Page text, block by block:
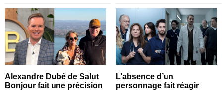
Alexandre Dubé de Salut
Bonjour fait une précision
L’absence d’un
personnage fait réagir